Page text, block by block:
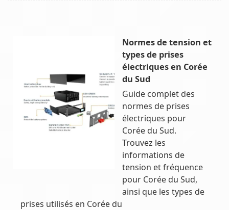
Normes de tension et
types de prises
électriques en Corée
du Sud
Guide complet des
normes de prises
électriques pour
Corée du Sud.
Trouvez les
informations de
tension et fréquence
pour Corée du Sud,
ainsi que les types de
prises utilisés en Corée du